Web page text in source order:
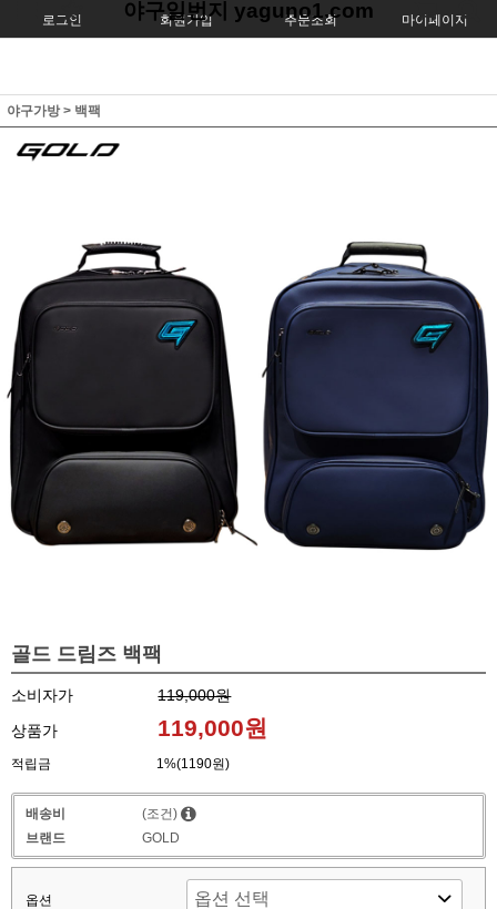
로그인 회원가입 주문조회 마이페이지
야구일번지 yaguno1.com
야구가방> 백팩
골드 드림즈 백팩
소비자가
119,000원
상품가
119,000원
적립금 1%(1190원)
배송비
(조건)
브랜드
GOLD
옵션